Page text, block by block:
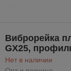
Виброрейка
GX25,
Нет в наличии